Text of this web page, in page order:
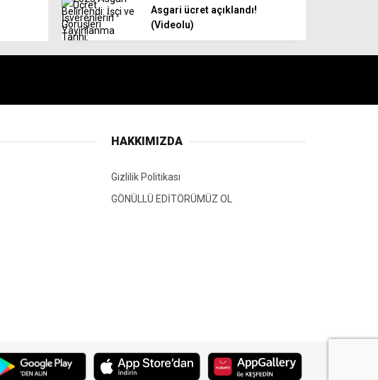
Asgari ücret açıklandı!
(Videolu)
HAKKIMIZDA
Gizlilik Politikası
GÖNÜLLÜ EDİTÖRÜMÜZ OL